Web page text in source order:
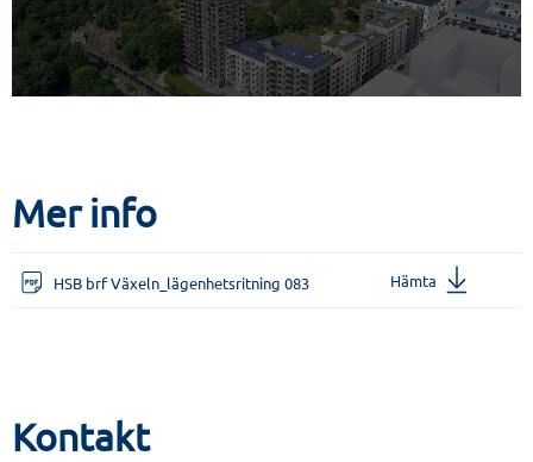
Mer info
HSB brf Växeln_lägenhetsritning 083 Hämta
Kontakt